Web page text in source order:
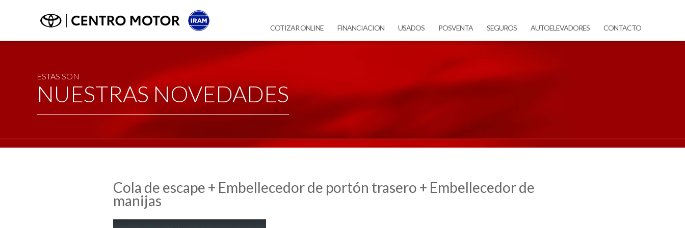
COTIZAR ONLINE FINANCIACION USADOS POSVENTA SEGUROS AUTOELEVADORES CONTACTO
ESTAS SON
NUESTRAS NOVEDADES
Cola de escape + Embellecedor de portón trasero + Embellecedor de
manijas